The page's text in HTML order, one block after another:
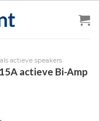
actieve speakers
actieve Bi-Amp